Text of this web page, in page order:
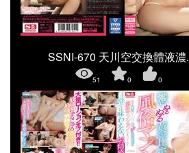
SSNI-670 天川空交換體液濃.
51 0 0